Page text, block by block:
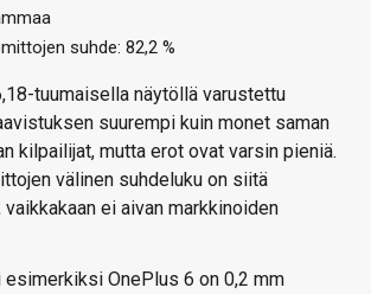
suhde: 82,2 %
tuumaisella näytöllä varustettu
suurempi kuin monet saman
kilpailijat, mutta erot ovat varsin pieniä.
välinen suhdeluku on siitä
vaikkakaan ei aivan markkinoiden
OnePlus 6 on 0,2 mm